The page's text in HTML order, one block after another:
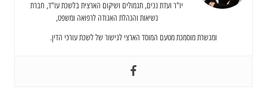
יו"ר ועדת נכים, תגמולים ושיקום הארצית בלשכת עו"ד, חברת
נשיאות והנהלת האגודה לרפואה ומשפט,
ומגשרת מוסמכת מטעם המוסד הארצי לגישור של לשכת עורכי הדין.